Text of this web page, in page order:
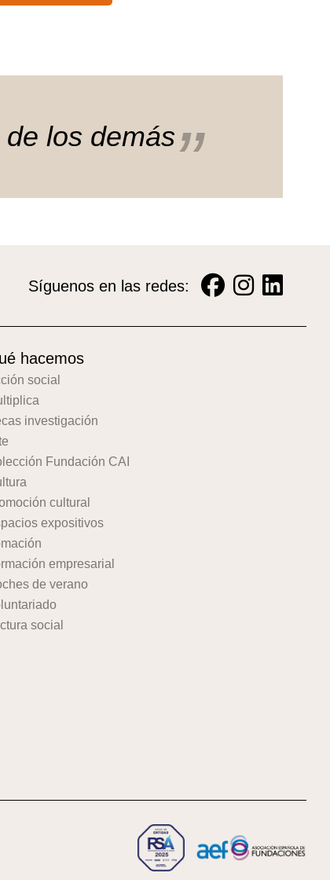
de los demás
Síguenos en las redes:
hacemos
social
investigación
Fundación CAI
cultural
expositivos
empresarial
de verano
social